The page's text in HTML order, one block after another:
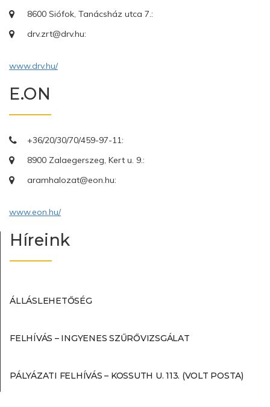
8600 Siófok, Tanácsház utca 7.:
drv.zrt@drv.hu:
www.drv.hu/
E.ON
+36/20/30/70/459-97-11:
8900 Zalaegerszeg, Kert u. 9.:
aramhalozat@eon.hu:
www.eon.hu/
Híreink
ÁLLÁSLEHETŐSÉG
FELHÍVÁS – INGYENES SZŰRŐVIZSGÁLAT
PÁLYÁZATI FELHÍVÁS – KOSSUTH U. 113. (VOLT POSTA)